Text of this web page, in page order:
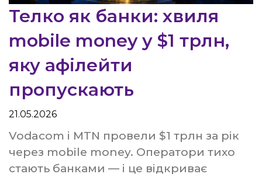
Телко як банки: хвиля
mobile money у $1 трлн,
яку афілейти
пропускають
21.05.2026
Vodacom і MTN провели $1 трлн за рік
через mobile money. Оператори тихо
стають банками — і це відкриває